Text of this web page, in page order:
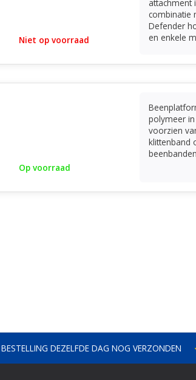
Niet op voorraad
attachment
combinatie
Defender
en enkele
Op voorraad
polymeer in
voorzien
klittenband
DEZELFDE DAG NOG VERZONDEN